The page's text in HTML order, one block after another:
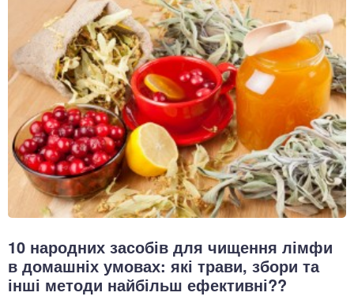
10 народних засобів для чищення лімфи
в домашніх умовах: які трави, збори та
інші методи найбільш ефективні??